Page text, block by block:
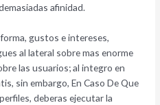
afinidad.
gustos e intereses,
al lateral sobre mas enorme
las usuarios; al integro en
sin embargo, En Caso De Que
deberas ejecutar la